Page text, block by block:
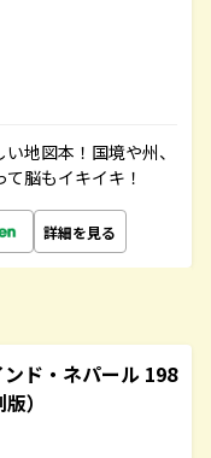
地図本！国境や州、
脳もイキイキ！
詳細を見る
ド・ネパール 198
）